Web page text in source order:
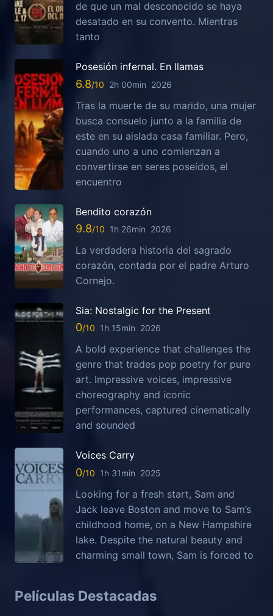
de que un mal desconocido se haya
desatado en su convento. Mientras
tanto
Posesión infernal. En llamas
6.8 2h 00min 2026
Tras la muerte de su marido, una mujer
busca consuelo junto a la familia de
este en su aislada casa familiar. Pero,
cuando uno a uno comienzan a
convertirse en seres poseídos, el
encuentro
Bendito corazón
9.8 1h 26min 2026
La verdadera historia del sagrado
corazón, contada por el padre Arturo
Cornejo.
Sia: Nostalgic for the Present
0 1h 15min 2026
A bold experience that challenges the
genre that trades pop poetry for pure
art. Impressive voices, impressive
choreography and iconic
performances, captured cinematically
and sounded
Voices Carry
0 1h 31min 2025
Looking for a fresh start, Sam and
Jack leave Boston and move to Sam’s
childhood home, on a New Hampshire
lake. Despite the natural beauty and
charming small town, Sam is forced to
Películas Destacadas